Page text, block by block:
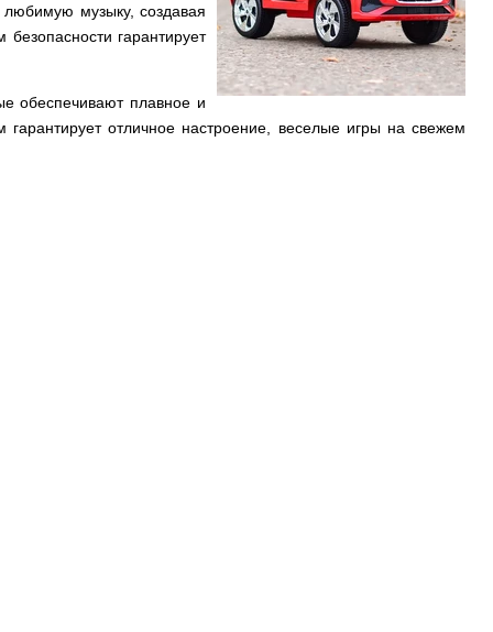
любимую музыку, создавая
гарантирует
обеспечивают плавное и
отличное настроение, веселые игры на свежем